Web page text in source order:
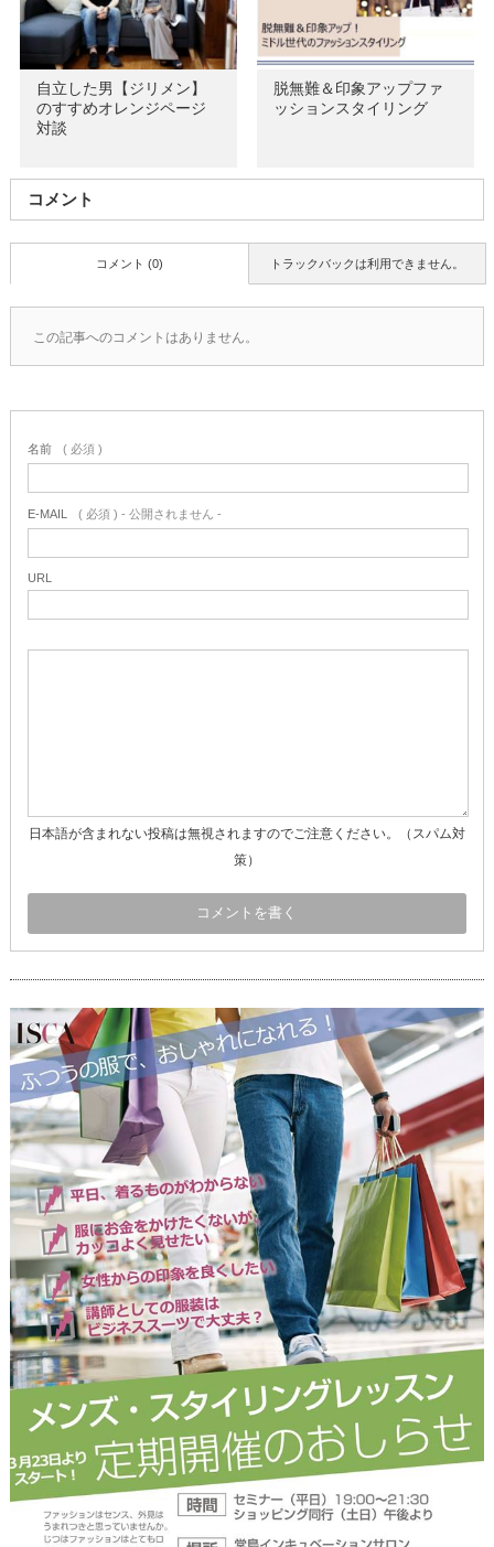
自立した男【ジリメン】
のすすめオレンジページ
対談
脱無難＆印象アップファ
ッションスタイリング
コメント
トラックバックは利用できません。
コメント (0)
この記事へのコメントはありません。
名前 ( 必須 )
E-MAIL ( 必須 ) - 公開されません -
URL
日本語が含まれない投稿は無視されますのでご注意ください。（スパム対
策）